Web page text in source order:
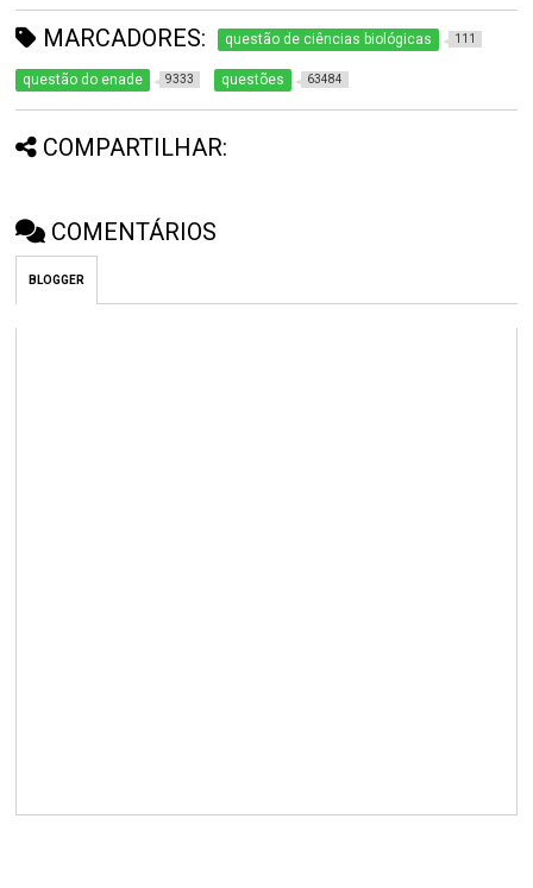
MARCADORES: questão de ciências biológicas 111
questão do enade 9333 questões 63484
COMPARTILHAR:
COMENTÁRIOS
BLOGGER